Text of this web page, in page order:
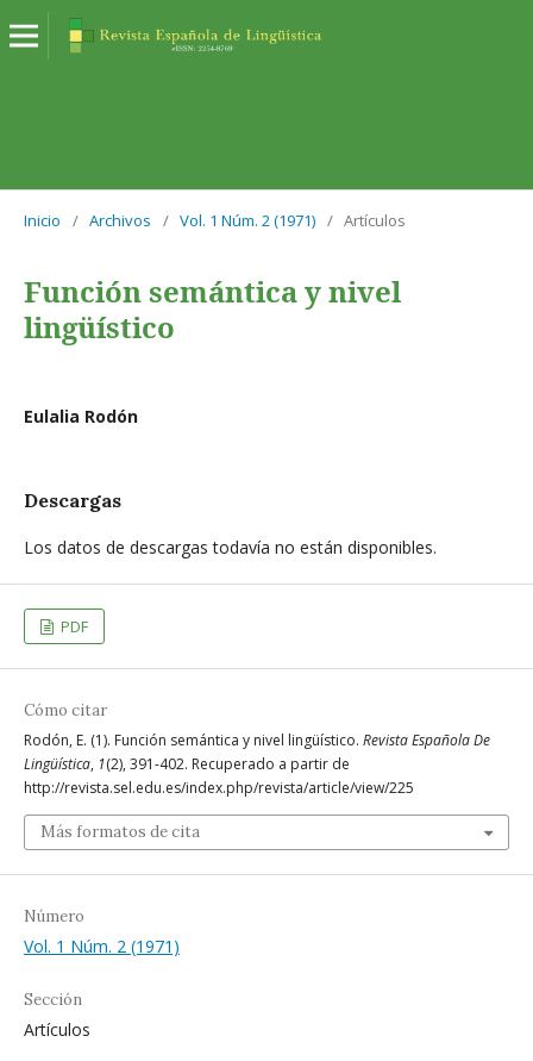
Inicio / Archivos / Vol. 1 Núm. 2 (1971) / Artículos
Función semántica y nivel
lingüístico
Eulalia Rodón
Descargas
Los datos de descargas todavía no están disponibles.
PDF
Cómo citar
Rodón, E. (1). Función semántica y nivel lingüístico. Revista Española De
Lingüística, 1(2), 391-402. Recuperado a partir de
http://revista.sel.edu.es/index.php/revista/article/view/225
Más formatos de cita
Número
Vol. 1 Núm. 2 (1971)
Sección
Artículos